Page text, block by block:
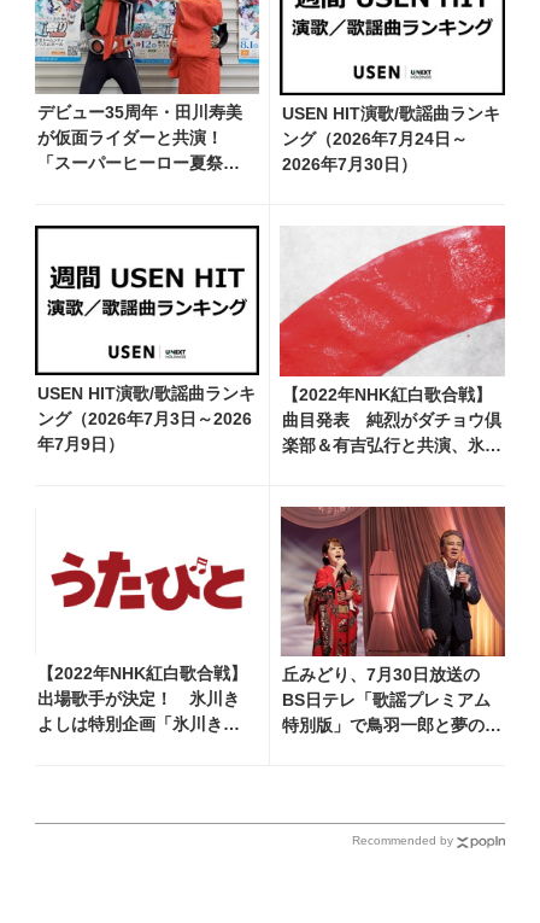
デビュー35周年・田川寿美
が仮面ライダーと共演！
「スーパーヒーロー夏祭り
でください！」
USEN HIT演歌/歌謡曲ランキ
ング（2026年7月24日～
2026年7月30日）
USEN HIT演歌/歌謡曲ランキ
ング（2026年7月3日～2026
年7月9日）
【2022年NHK紅白歌合戦】
曲目発表 純烈がダチョウ倶
楽部＆有吉弘行と共演、氷川
【2022年NHK紅白歌合戦】
出場歌手が決定！ 氷川き
よしは特別企画「氷川きよ
丘みどり、7月30日放送の
BS日テレ「歌謡プレミアム
特別版」で鳥羽一郎と夢のデ
Recommended by